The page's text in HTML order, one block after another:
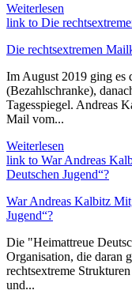
Weiterlesen
link to Die
Die rechtsextremen
Im August 2019 ging es
(Bezahlschranke),
Tagesspiegel. Andreas
Mail vom...
Weiterlesen
link to War Andreas
Deutschen Jugend“?
War Andreas Kalbitz
Jugend“?
Die "Heimattreue
Organisation, die daran
rechtsextreme
und...